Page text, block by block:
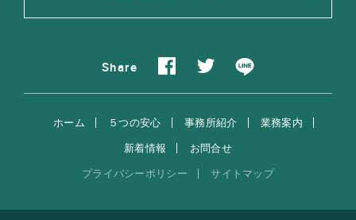
Share
ホーム ５つの安心 事務所紹介
業務案内
新着情報
お問合せ
プライバシーポリシー
サイトマップ